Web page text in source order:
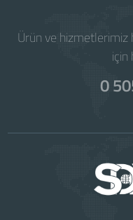
Ürün ve hizmetlerimiz
için
0